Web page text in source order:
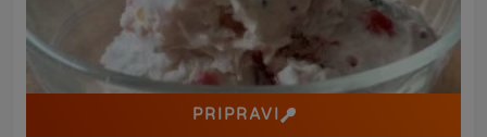
PRIPRAVI